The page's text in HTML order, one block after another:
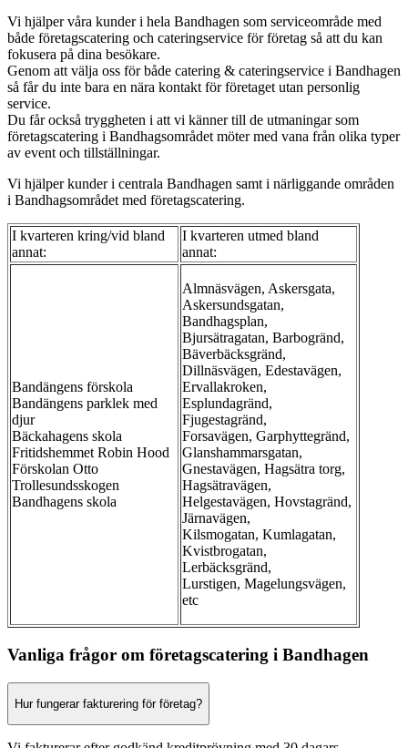
Vi hjälper våra kunder i hela Bandhagen som serviceområde med
både företagscatering och cateringservice för företag så att du kan
fokusera på dina besökare.
Genom att välja oss för både catering & cateringservice i Bandhagen
så får du inte bara en nära kontakt för företaget utan personlig
service.
Du får också tryggheten i att vi känner till de utmaningar som
företagscatering i Bandhagsområdet möter med vana från olika typer
av event och tillställningar.
Vi hjälper kunder i centrala Bandhagen samt i närliggande områden
i Bandhagsområdet med företagscatering.
I kvarteren kring/vid bland
annat:
I kvarteren utmed bland
annat:
Bandängens förskola
Bandängens parklek med
djur
Bäckahagens skola
Fritidshemmet Robin Hood
Förskolan Otto
Trollesundsskogen
Bandhagens skola
Almnäsvägen, Askersgata,
Askersundsgatan,
Bandhagsplan,
Bjursätragatan, Barbogränd,
Bäverbäcksgränd,
Dillnäsvägen, Edestavägen,
Ervallakroken,
Esplundagränd,
Fjugestagränd,
Forsavägen, Garphyttegränd,
Glanshammarsgatan,
Gnestavägen, Hagsätra torg,
Hagsätravägen,
Helgestavägen, Hovstagränd,
Järnavägen,
Kilsmogatan, Kumlagatan,
Kvistbrogatan,
Lerbäcksgränd,
Lurstigen, Magelungsvägen,
etc
Vanliga frågor om företagscatering i Bandhagen
Hur fungerar fakturering för företag?